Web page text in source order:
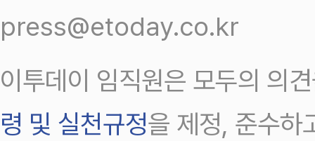
press@etoday.co.kr
이투데이 임직원은 모두의 의
령 및 실천규정을 제정, 준수하